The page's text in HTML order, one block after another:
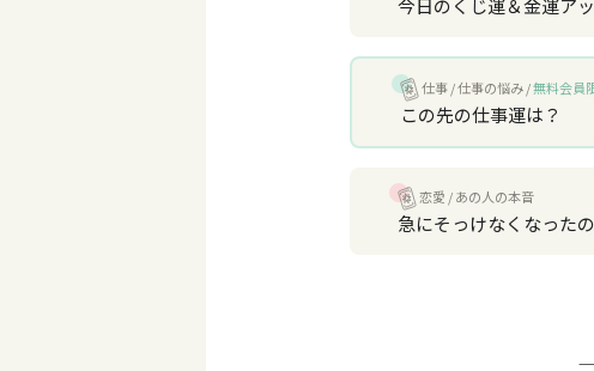
今日のくじ運＆金運ア
仕事 仕事の悩み 無料会員
この先の仕事運は？
恋愛 あの人の本音
急にそっけなくなった